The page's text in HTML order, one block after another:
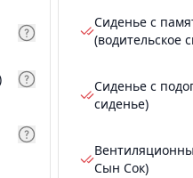
Сиденье с
(водительское
Сиденье с
сиденье)
Сын Сок)